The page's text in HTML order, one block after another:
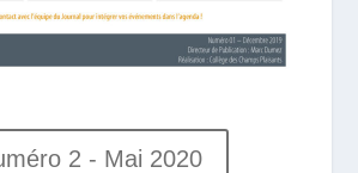
2 - Mai 2020